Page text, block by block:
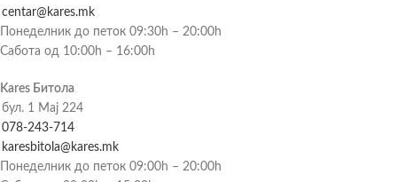
centar@kares.mk
Понеделник до петок 09:30h – 20:00h
Сабота од 10:00h – 16:00h
Kares Битола
бул. 1 Мај 224
078-243-714
karesbitola@kares.mk
Понеделник до петок 09:00h – 20:00h